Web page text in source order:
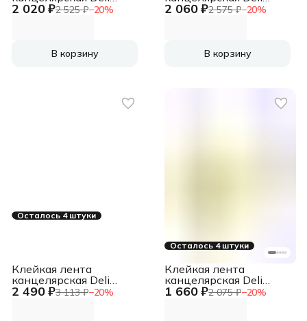
2 020 ₽2 525 ₽−20%
EA689 ассорти
В корзину
2 060 ₽2 575 ₽−20%
EA690 прозрачная
В корзину
Осталось 4 штуки
2 490 ₽3 113 ₽−20%
Клейкая лента
канцелярская Deli
EA30511 прозрачная
Осталось 4 штуки
1 660 ₽2 075 ₽−20%
Клейкая лента
канцелярская Deli
EA30411 прозрачная